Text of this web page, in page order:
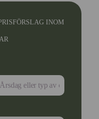
INOM